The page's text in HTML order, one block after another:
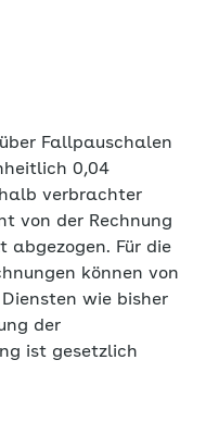
Fallpauschalen
0,04
verbrachter
von der Rechnung
Für die
können von
wie bisher
der
ist gesetzlich